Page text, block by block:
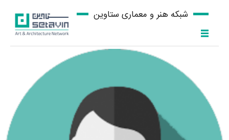
شبکه هنر و معماری ستاوین